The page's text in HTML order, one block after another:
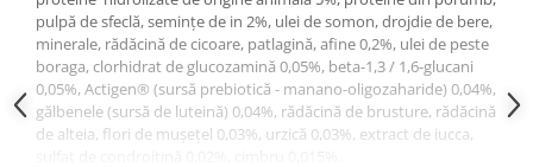
pulpă de sfeclă, semințe de in 2%, ulei de somon, drojdie de bere,
minerale, rădăcină de cicoare, patlagină, afine 0,2%, ulei de peste
boraga, clorhidrat de glucozamină 0,05%, beta-1,3 / 1,6-glucani
0,05%, Actigen® (sursă prebiotică - manano-oligozaharide) 0,04%,
gălbenele (sursă de luteină) 0,04%, rădăcină de brusture, rădăcină
de alteia, flori de mușețel 0,03%, urzică 0,03%, extract de iucca,